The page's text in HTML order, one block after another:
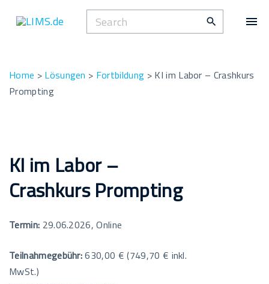
e
Home > Lösungen > Fortbildung > KI im Labor – Crashkurs
Prompting
KI im Labor –
Crashkurs Prompting
Termin: 29.06.2026, Online
Teilnahmegebühr:630,00 € (749,70 € inkl.
MwSt.)